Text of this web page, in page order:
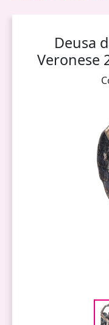
Deusa
Veronese